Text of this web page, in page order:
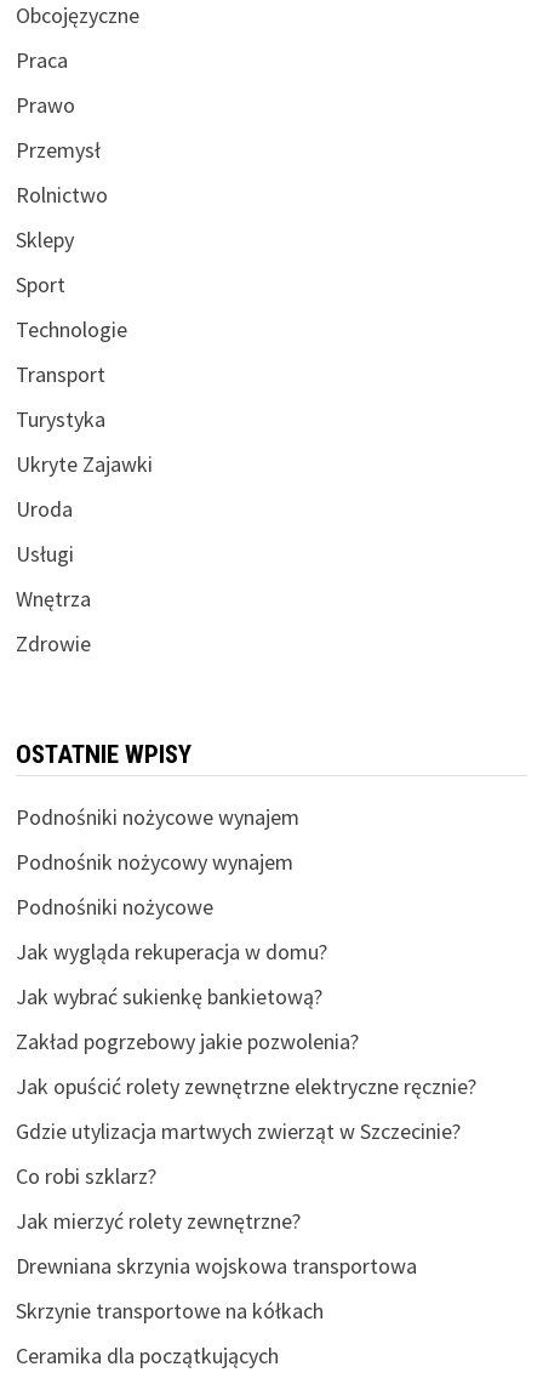
Obcojęzyczne
Praca
Prawo
Przemysł
Rolnictwo
Sklepy
Sport
Technologie
Transport
Turystyka
Ukryte Zajawki
Uroda
Usługi
Wnętrza
Zdrowie
OSTATNIE WPISY
Podnośniki nożycowe wynajem
Podnośnik nożycowy wynajem
Podnośniki nożycowe
Jak wygląda rekuperacja w domu?
Jak wybrać sukienkę bankietową?
Zakład pogrzebowy jakie pozwolenia?
Jak opuścić rolety zewnętrzne elektryczne ręcznie?
Gdzie utylizacja martwych zwierząt w Szczecinie?
Co robi szklarz?
Jak mierzyć rolety zewnętrzne?
Drewniana skrzynia wojskowa transportowa
Skrzynie transportowe na kółkach
Ceramika dla początkujących